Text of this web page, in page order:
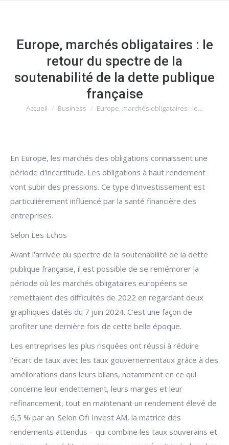
Europe, marchés obligataires : le
retour du spectre de la
soutenabilité de la dette publique
française
Vous êtes ici :
Accueil Business Europe, marchés obligataires : le…
En Europe, les marchés des obligations connaissent une
période d'incertitude. Les obligations à haut rendement
vont subir des pressions. Ce type d'investissement est
particulièrement influencé par la santé financière des
entreprises.
Selon Les Echos
Avant l'arrivée du spectre de la soutenabilité de la dette
publique française, il est possible de se remémorer la
période où les marchés obligataires européens se
remettaient des difficultés de 2022 en regardant deux
graphiques datés du 7 juin 2024. C'est une façon de
profiter une dernière fois de cette belle époque.
Les entreprises les plus risquées ont réussi à réduire
l'écart de taux avec les taux gouvernementaux grâce à des
améliorations dans leurs bilans, notamment en ce qui
concerne leur endettement, leurs marges et leur
refinancement, tout en maintenant un rendement élevé de
6,5 % par an. Selon Ofi Invest AM, la matrice des
rendements attendus – qui combine les taux souverains et